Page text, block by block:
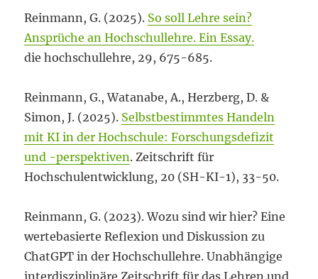
Reinmann, G. (2025). So soll Lehre sein?
Ansprüche an Hochschullehre. Ein Essay.
die hochschullehre, 29, 675-685.
Reinmann, G., Watanabe, A., Herzberg, D. &
Simon, J. (2025). Selbstbestimmtes Handeln
mit KI in der Hochschule: Forschungsdefizit
und -perspektiven. Zeitschrift für
Hochschulentwicklung, 20 (SH-KI-1), 33-50.
Reinmann, G. (2023). Wozu sind wir hier? Eine
wertebasierte Reflexion und Diskussion zu
ChatGPT in der Hochschullehre. Unabhängige
interdisziplinäre Zeitschrift für das Lehren und